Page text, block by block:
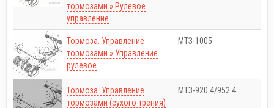
тормозами » Рулевое
управление
Тормоза. Управление
тормозами » Управление
рулевое
МТЗ-1005
Тормоза. Управление
тормозами (сухого трения)
МТЗ-920.4/952.4